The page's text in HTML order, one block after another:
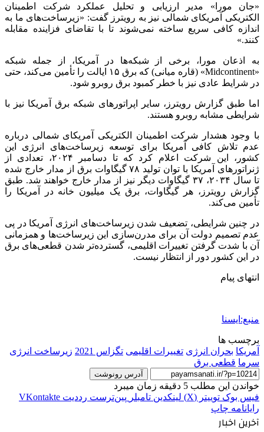
«جان مورا» مدیر ارزیابی و تحلیل عملکرد شرکت اطمینان
الکتریکی آمریکای شمالی نیز به رویترز گفت: «زیرساخت‌های ما به
اندازه کافی سریع ساخته نمی‌شوند تا با تقاضای فزاینده مقابله
کنند.»
به اذعان مورا، برخی از شبکه‌ها در آمریکا، از جمله شبکه
«Midcontinent» (قاره میانی) که برق ۱۵ ایالت را تأمین می‌کند، حتی
در شرایط عادی نیز با خطر کمبود برق روبرو شود.
اما طبق گزارش رویترز، سایر اپراتورهای شبکه برق آمریکا نیز با
شرایطی مشابه روبرو هستند.
با وجود هشدار شرکت اطمینان الکتریکی آمریکای شمالی درباره
عدم تلاش کافی آمریکا برای توسعه زیرساخت‌های انرژی این
کشور، این شرکت اعلام کرد که تا دسامبر ۲۰۲۴، تعدادی از
ژنراتورهای آمریکا با توان تولید ۷۸ گیگاوات برق از مدار خارج شده
تا سال ۲۰۳۴، ۳۷ گیگاوات دیگر نیز از مدار خارج خواهند شد. طبق
گزارش رویترز، هر گیگاوات، برق یک میلیون خانه در آمریکا را
تأمین می‌کند.
در چنین شرایطی، تضعیف شدن زیرساخت‌های انرژی آمریکا در پی
عدم تصمیم دولت آن برای مدرن‌سازی این زیرساخت‌ها و همزمانی
آن با شدت گرفتن تغییرات اقلیمی، گسترده‌تر شدن قطعی‌های برق
در این کشور دور از انتظار نیست.
انتهای پیام
منبع:ایسنا
برچسب ها
آمريكا بحران انرژی تغییرات اقلیمی تگزاس 2021
زیرساخت انرژی
سرما قطعی برق
آدرس رونوشت
خواندن این مطلب 5 دقیقه زمان میبرد
فیس بوک توییتر (X) لینکدین ‫تامبلر ‫پین‌ترست ‫رددیت ‫VKontakte
رایانامه چاپ
آخرین اخبار